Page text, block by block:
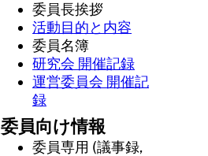
委員長挨拶
活動目的と内容
委員名簿
研究会 開催記録
運営委員会 開催記
録
委員向け情報
委員専用 (議事録,